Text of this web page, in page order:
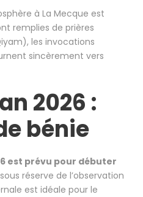
à La Mecque est
remplies de prières
les invocations
sincèrement vers
2026 :
bénie
est prévu pour débuter
réserve de l’observation
est idéale pour le